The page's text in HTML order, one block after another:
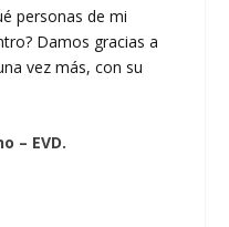
personas de mi
Damos gracias a
vez más, con su
– EVD.